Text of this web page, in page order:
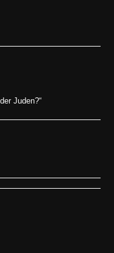
Juden?“